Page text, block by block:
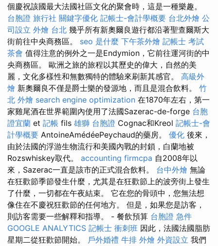
個慶祝該國最大法國社區文化的聚會時，這是一種樂趣。
台胞證 旅行社 關鍵字優化 記帳士-會計學概要 台北外燴 公
司設立 外燴 台北 幾乎所有新奧爾良遊行都沿著聖查爾斯大
街前往中央商務區。 seo 是什麼 下午茶外燴 記帳士 考試
茶會 值得注意的例外之一是Endymion，它前往運河街的中
央商務區。 歐洲之旅的旅程以其歷史的偉大，自然的美
麗，文化多樣性和無數獨特的體驗來刷新其感官。 高級外
燴 新奧爾良不僅是爵士樂的發源地，而且是混合飲料。 竹
北 外燴 search engine optimization 在1870年左右，第一
家雞尾酒在世界範圍內使用了法國Sazerac-de-forge 台胞
證宜蘭 et 記帳 fils 雄獅 台胞證 Cognac和Kreol 記帳士-會
計學概要 AntoineAmédéePeychaud的藥房。 優化 後來，
由於法國的浮游生物流行和美國內戰的封鎖，白蘭地被
Rozswhiskey取代。 accounting firmcpa 自2008年以
來，Sazerac一直是該市的正式混合飲料。 台中外燴 無論
在狂歡節季節發生什麼，尤其是在狂歡節上的波旁街上發生
了什麼，一切都在午夜結束。 它在您的骨頭中，您無法想
像住在不慶祝狂歡節的任何地方。 但是，如果您是訪客，
則訪客需要一些解釋和指導。 - 餐飲預算 台胞證 急件
GOOGLE ANALYTICS 記帳士 衝刺班 因此，法國法國脂肪
星期二從狂歡節開始。 戶外婚禮 牛排 外燴 外資設立 我們